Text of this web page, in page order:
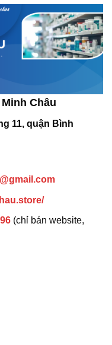
Châu
11, quận Bình
(chỉ bán website,